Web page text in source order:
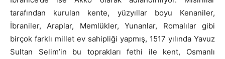
tarafından kurulan kente, yüzyıllar boyu Kenaniler,
İbraniler, Araplar, Memlükler, Yunanlar, Romalılar gibi
birçok farklı millet ev sahipliği yapmış, 1517 yılında Yavuz
Sultan Selim’in bu toprakları fethi ile kent, Osmanlı